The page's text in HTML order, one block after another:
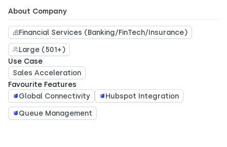
About Company
Financial Services (Banking/FinTech/Insurance)
Large (501+)
Use Case
Sales Acceleration
Favourite Features
Global Connectivity
Hubspot Integration
Queue Management